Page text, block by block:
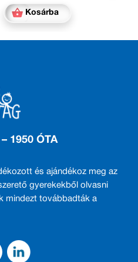
Kosárba
1950 ÓTA
és ajándékoz meg az
gyerekekből olvasni
mindezt továbbadták a